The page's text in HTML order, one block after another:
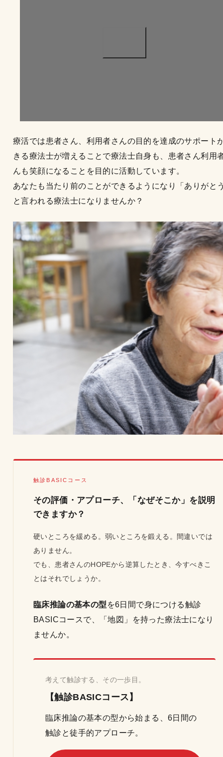
療活では患者さん、利用者さんの目的を達成のサポート
きる療法士が増えることで療法士自身も、患者さん利用
んも笑顔になることを目的に活動しています。
あなたも当たり前のことができるようになり「ありがと
と言われる療法士になりませんか？
触診BASICコース
その評価・アプローチ、「なぜそこか」を説明
できますか？
硬いところを緩める。弱いところを鍛える。間違いでは
ありません。
でも、患者さんのHOPEから逆算したとき、今すべきこ
とはそれでしょうか。
臨床推論の基本の型 を6日間で身につける触診
BASICコースで、「地図」を持った療法士になり
ませんか。
考えて触診する、その一歩目。
【触診BASICコース】
臨床推論の基本の型から始まる、6日間の
触診と徒手的アプローチ。